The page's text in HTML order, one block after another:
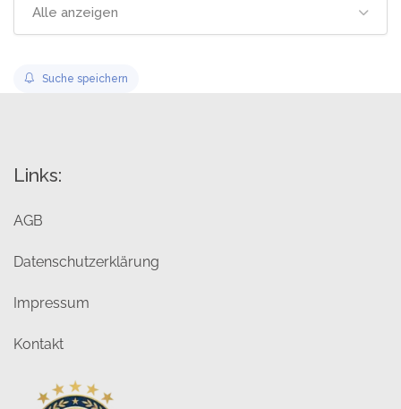
Alle anzeigen
Suche speichern
Links:
AGB
Datenschutzerklärung
Impressum
Kontakt